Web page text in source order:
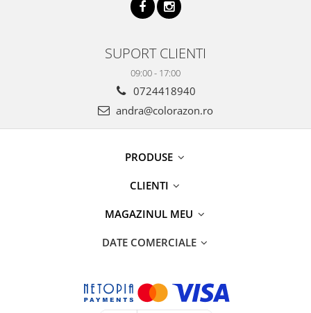
SUPORT CLIENTI
09:00 - 17:00
0724418940
andra@colorazon.ro
PRODUSE
CLIENTI
MAGAZINUL MEU
DATE COMERCIALE